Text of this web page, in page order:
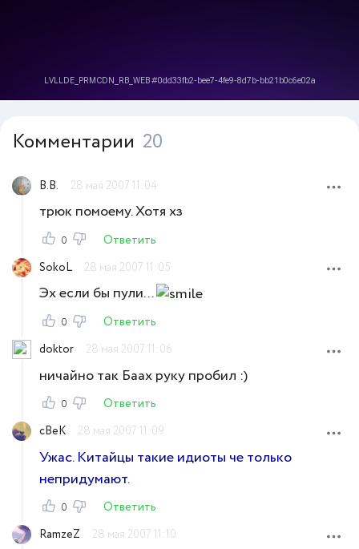
Комментарии 20
В.В. 28 мая 2007 11:04
трюк помоему. Хотя хз
0
Ответить
SokoL
28 мая 2007 11:05
Эх если бы пули...
0
Ответить
doktor
28 мая 2007 11:06
ничайно так Баах руку пробил :)
0
Ответить
cBeK
28 мая 2007 11:09
Ужас. Китайцы такие идиоты че только
непридумают.
0
Ответить
RamzeZ
28 мая 2007 11:10